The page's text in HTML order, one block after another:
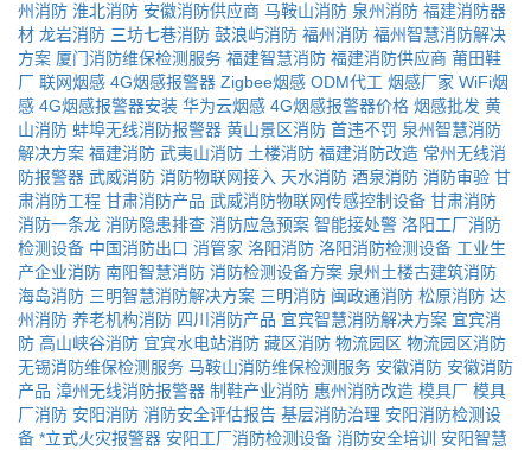
州消防 淮北消防 安徽消防供应商 马鞍山消防 泉州消防 福建消防器
材 龙岩消防 三坊七巷消防 鼓浪屿消防 福州消防 福州智慧消防解决
方案 厦门消防维保检测服务 福建智慧消防 福建消防供应商 莆田鞋
厂 联网烟感 4G烟感报警器 Zigbee烟感 ODM代工 烟感厂家 WiFi烟
感 4G烟感报警器安装 华为云烟感 4G烟感报警器价格 烟感批发 黄
山消防 蚌埠无线消防报警器 黄山景区消防 首违不罚 泉州智慧消防
解决方案 福建消防 武夷山消防 土楼消防 福建消防改造 常州无线消
防报警器 武威消防 消防物联网接入 天水消防 酒泉消防 消防审验 甘
肃消防工程 甘肃消防产品 武威消防物联网传感控制设备 甘肃消防
消防一条龙 消防隐患排查 消防应急预案 智能接处警 洛阳工厂消防
检测设备 中国消防出口 消管家 洛阳消防 洛阳消防检测设备 工业生
产企业消防 南阳智慧消防 消防检测设备方案 泉州土楼古建筑消防
海岛消防 三明智慧消防解决方案 三明消防 闽政通消防 松原消防 达
州消防 养老机构消防 四川消防产品 宜宾智慧消防解决方案 宜宾消
防 高山峡谷消防 宜宾水电站消防 藏区消防 物流园区 物流园区消防
无锡消防维保检测服务 马鞍山消防维保检测服务 安徽消防 安徽消防
产品 漳州无线消防报警器 制鞋产业消防 惠州消防改造 模具厂 模具
厂消防 安阳消防 消防安全评估报告 基层消防治理 安阳消防检测设
备 *立式火灾报警器 安阳工厂消防检测设备 消防安全培训 安阳智慧